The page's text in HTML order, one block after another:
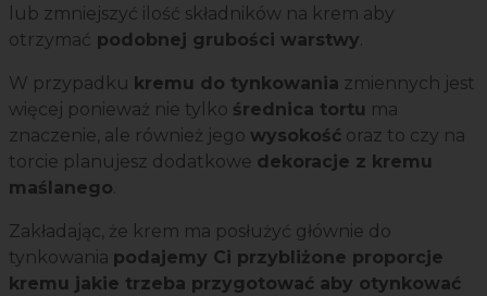
lub zmniejszyć ilość składników na krem aby
otrzymać podobnej grubości warstwy.
W przypadku kremu do tynkowania zmiennych jest
więcej ponieważ nie tylko średnica tortu ma
znaczenie, ale również jego wysokość oraz to czy na
torcie planujesz dodatkowe dekoracje z kremu
maślanego.
Zakładając, że krem ma posłużyć głównie do
tynkowania podajemy Ci przybliżone proporcje
kremu jakie trzeba przygotować aby otynkować